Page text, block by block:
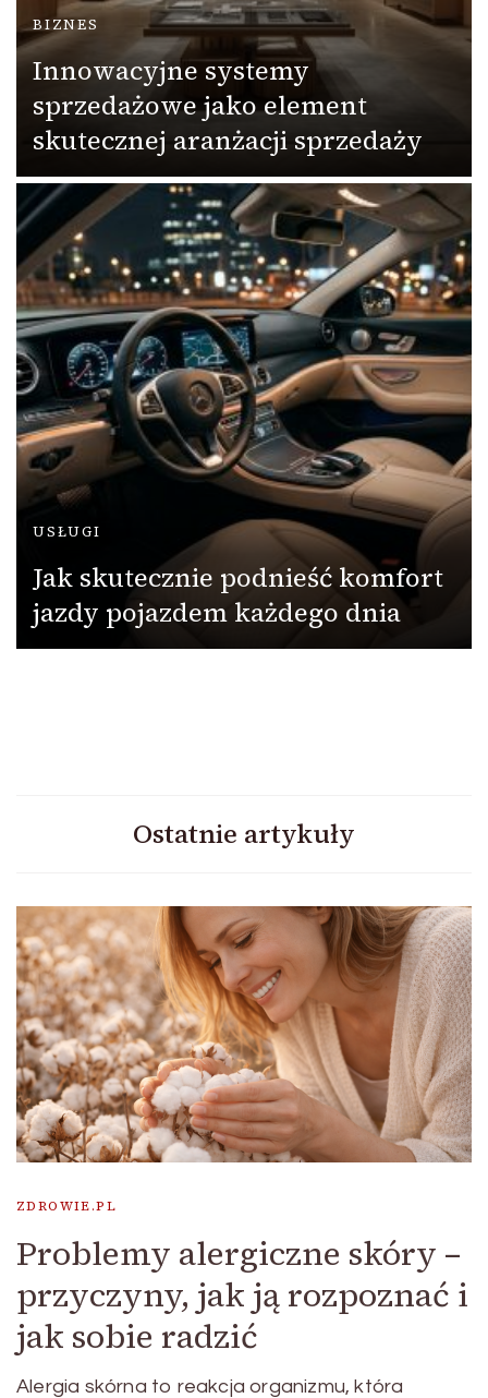
BIZNES
Innowacyjne systemy
sprzedażowe jako element
skutecznej aranżacji sprzedaży
USŁUGI
Jak skutecznie podnieść komfort
jazdy pojazdem każdego dnia
Ostatnie artykuły
ZDROWIE.PL
Problemy alergiczne skóry –
przyczyny, jak ją rozpoznać i
jak sobie radzić
Alergia skórna to reakcja organizmu, która